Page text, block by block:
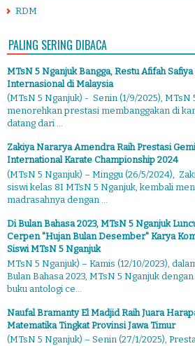
RDM
PALING SERING DIBACA
MTsN 5 Nganjuk Bangga, Restu Afifah
Internasional di Malaysia
(MTsN 5 Nganjuk) - Senin (1/9/2025), MTsN
menorehkan prestasi membanggakan di
datang dari ...
Zakiya Nararya Amendra Raih Prestasi
International Karate Championship 2024
(MTsN 5 Nganjuk) – Minggu (26/5/2024),
siswi kelas 8I MTsN 5 Nganjuk, kembali
madrasahnya dengan ...
Di Bulan Bahasa 2023, MTsN 5 Nganjuk
Cerpen "Hujan Bulan Desember" Karya
Siswi MTsN 5 Nganjuk
MTsN 5 Nganjuk) – Kamis (12/10/2023),
Bulan Bahasa 2023, MTsN 5 Nganjuk
buku antologi ce...
Naufal Bramanty El Madjid Raih Juara
Matematika Tingkat Provinsi Jawa Timur
(MTsN 5 Nganjuk) – Senin (27/1/2025),